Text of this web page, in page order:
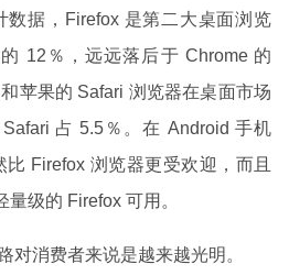
数据，Firefox 是第二大桌面浏览
12％，远远落后于 Chrome 的
苹果的 Safari 浏览器在桌面市场
占 5.5％。在 Android 手机
比 Firefox 浏览器更受欢迎，而且
级的 Firefox 可用。
对消费者来说是越来越光明。